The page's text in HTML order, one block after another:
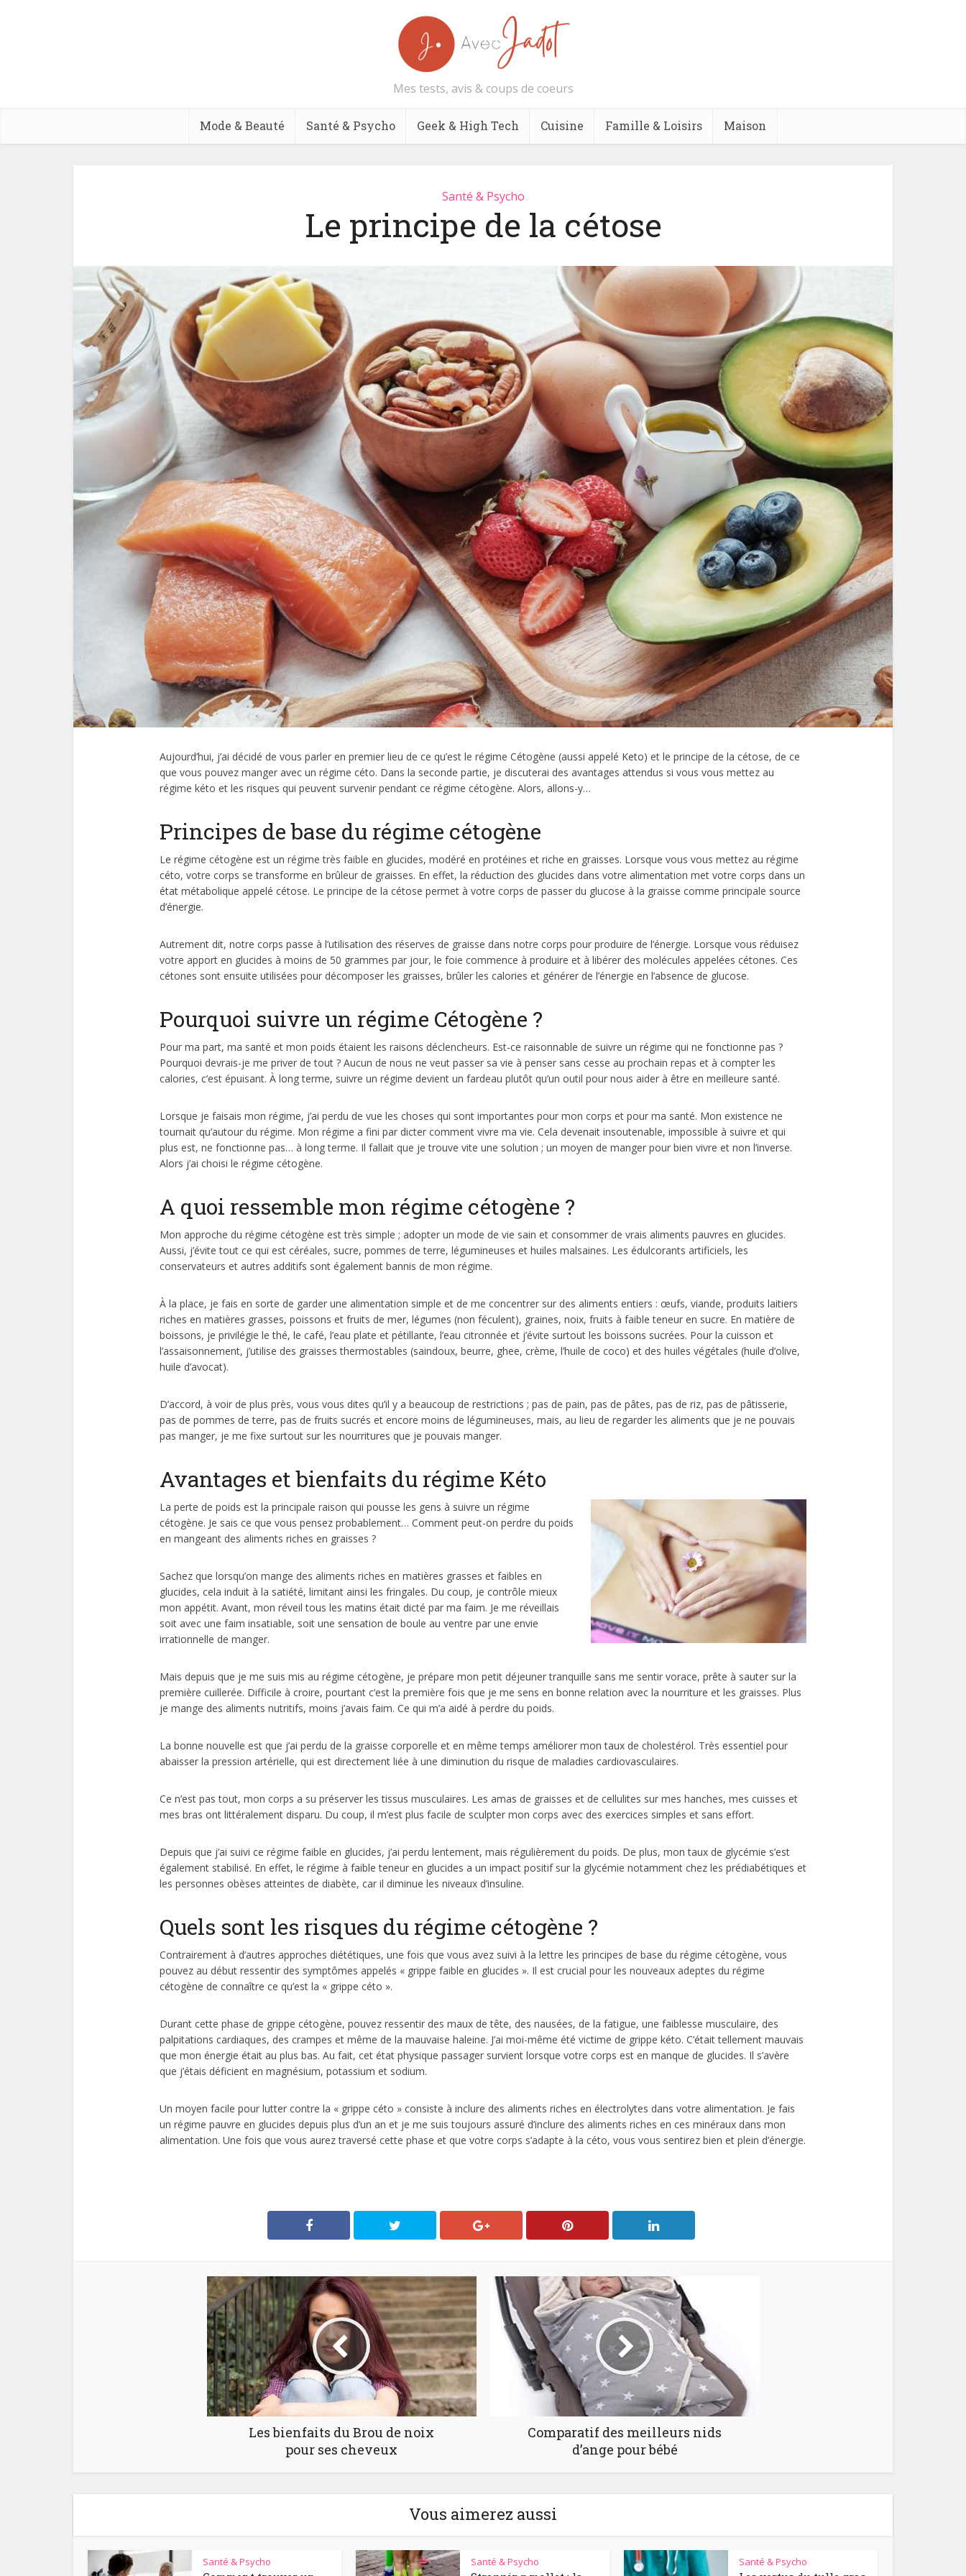
Mes tests, avis & coups de coeurs
Mode & Beauté Santé & Psycho Geek & High Tech Cuisine Famille & Loisirs Maison
Santé & Psycho
Le principe de la cétose
Aujourd’hui, j’ai décidé de vous parler en premier lieu de ce qu’est le régime Cétogène (aussi appelé Keto) et le principe de la cétose, de ce
que vous pouvez manger avec un régime céto. Dans la seconde partie, je discuterai des avantages attendus si vous vous mettez au
régime kéto et les risques qui peuvent survenir pendant ce régime cétogène. Alors, allons-y…
Principes de base du régime cétogène
Le régime cétogène est un régime très faible en glucides, modéré en protéines et riche en graisses. Lorsque vous vous mettez au régime
céto, votre corps se transforme en brûleur de graisses. En effet, la réduction des glucides dans votre alimentation met votre corps dans un
état métabolique appelé cétose. Le principe de la cétose permet à votre corps de passer du glucose à la graisse comme principale source
d’énergie.
Autrement dit, notre corps passe à l’utilisation des réserves de graisse dans notre corps pour produire de l’énergie. Lorsque vous réduisez
votre apport en glucides à moins de 50 grammes par jour, le foie commence à produire et à libérer des molécules appelées cétones. Ces
cétones sont ensuite utilisées pour décomposer les graisses, brûler les calories et générer de l’énergie en l’absence de glucose.
Pourquoi suivre un régime Cétogène ?
Pour ma part, ma santé et mon poids étaient les raisons déclencheurs. Est-ce raisonnable de suivre un régime qui ne fonctionne pas ?
Pourquoi devrais-je me priver de tout ? Aucun de nous ne veut passer sa vie à penser sans cesse au prochain repas et à compter les
calories, c’est épuisant. À long terme, suivre un régime devient un fardeau plutôt qu’un outil pour nous aider à être en meilleure santé.
Lorsque je faisais mon régime, j’ai perdu de vue les choses qui sont importantes pour mon corps et pour ma santé. Mon existence ne
tournait qu’autour du régime. Mon régime a fini par dicter comment vivre ma vie. Cela devenait insoutenable, impossible à suivre et qui
plus est, ne fonctionne pas… à long terme. Il fallait que je trouve vite une solution ; un moyen de manger pour bien vivre et non l’inverse.
Alors j’ai choisi le régime cétogène.
A quoi ressemble mon régime cétogène ?
Mon approche du régime cétogène est très simple ; adopter un mode de vie sain et consommer de vrais aliments pauvres en glucides.
Aussi, j’évite tout ce qui est céréales, sucre, pommes de terre, légumineuses et huiles malsaines. Les édulcorants artificiels, les
conservateurs et autres additifs sont également bannis de mon régime.
À la place, je fais en sorte de garder une alimentation simple et de me concentrer sur des aliments entiers : œufs, viande, produits laitiers
riches en matières grasses, poissons et fruits de mer, légumes (non féculent), graines, noix, fruits à faible teneur en sucre. En matière de
boissons, je privilégie le thé, le café, l’eau plate et pétillante, l’eau citronnée et j’évite surtout les boissons sucrées. Pour la cuisson et
l’assaisonnement, j’utilise des graisses thermostables (saindoux, beurre, ghee, crème, l’huile de coco) et des huiles végétales (huile d’olive,
huile d’avocat).
D’accord, à voir de plus près, vous vous dites qu’il y a beaucoup de restrictions ; pas de pain, pas de pâtes, pas de riz, pas de pâtisserie,
pas de pommes de terre, pas de fruits sucrés et encore moins de légumineuses, mais, au lieu de regarder les aliments que je ne pouvais
pas manger, je me fixe surtout sur les nourritures que je pouvais manger.
Avantages et bienfaits du régime Kéto
La perte de poids est la principale raison qui pousse les gens à suivre un régime
cétogène. Je sais ce que vous pensez probablement… Comment peut-on perdre du poids
en mangeant des aliments riches en graisses ?
Sachez que lorsqu’on mange des aliments riches en matières grasses et faibles en
glucides, cela induit à la satiété, limitant ainsi les fringales. Du coup, je contrôle mieux
mon appétit. Avant, mon réveil tous les matins était dicté par ma faim. Je me réveillais
soit avec une faim insatiable, soit une sensation de boule au ventre par une envie
irrationnelle de manger.
Mais depuis que je me suis mis au régime cétogène, je prépare mon petit déjeuner tranquille sans me sentir vorace, prête à sauter sur la
première cuillerée. Difficile à croire, pourtant c’est la première fois que je me sens en bonne relation avec la nourriture et les graisses. Plus
je mange des aliments nutritifs, moins j’avais faim. Ce qui m’a aidé à perdre du poids.
La bonne nouvelle est que j’ai perdu de la graisse corporelle et en même temps améliorer mon taux de cholestérol. Très essentiel pour
abaisser la pression artérielle, qui est directement liée à une diminution du risque de maladies cardiovasculaires.
Ce n’est pas tout, mon corps a su préserver les tissus musculaires. Les amas de graisses et de cellulites sur mes hanches, mes cuisses et
mes bras ont littéralement disparu. Du coup, il m’est plus facile de sculpter mon corps avec des exercices simples et sans effort.
Depuis que j’ai suivi ce régime faible en glucides, j’ai perdu lentement, mais régulièrement du poids. De plus, mon taux de glycémie s’est
également stabilisé. En effet, le régime à faible teneur en glucides a un impact positif sur la glycémie notamment chez les prédiabétiques et
les personnes obèses atteintes de diabète, car il diminue les niveaux d’insuline.
Quels sont les risques du régime cétogène ?
Contrairement à d’autres approches diététiques, une fois que vous avez suivi à la lettre les principes de base du régime cétogène, vous
pouvez au début ressentir des symptômes appelés « grippe faible en glucides ». Il est crucial pour les nouveaux adeptes du régime
cétogène de connaître ce qu’est la « grippe céto ».
Durant cette phase de grippe cétogène, pouvez ressentir des maux de tête, des nausées, de la fatigue, une faiblesse musculaire, des
palpitations cardiaques, des crampes et même de la mauvaise haleine. J’ai moi-même été victime de grippe kéto. C’était tellement mauvais
que mon énergie était au plus bas. Au fait, cet état physique passager survient lorsque votre corps est en manque de glucides. Il s’avère
que j’étais déficient en magnésium, potassium et sodium.
Un moyen facile pour lutter contre la « grippe céto » consiste à inclure des aliments riches en électrolytes dans votre alimentation. Je fais
un régime pauvre en glucides depuis plus d’un an et je me suis toujours assuré d’inclure des aliments riches en ces minéraux dans mon
alimentation. Une fois que vous aurez traversé cette phase et que votre corps s’adapte à la céto, vous vous sentirez bien et plein d’énergie.
Les bienfaits du Brou de noix
pour ses cheveux
Comparatif des meilleurs nids
d’ange pour bébé
Vous aimerez aussi
Santé & Psycho Santé & Psycho Santé & Psycho